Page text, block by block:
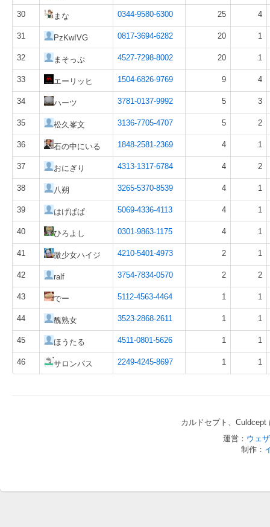
30 まな 0344-9580-6300 25 4
31 PzKwIVG 0817-3694-6282 20 1
32 まそっぷ 4527-7298-8002 20 1
33 エーリッヒ 1504-6826-9769 9 4
34 ハーツ 3781-0137-9992 5 3
35 松久峯文 3136-7705-4707 5 2
36 石の中にいる 1848-2581-2369 4 1
37 おにぎり 4313-1317-6784 4 2
38 八朔 3265-5370-8539 4 1
39 はげぱぱ 5069-4336-4113 4 1
40 ひろよし 0301-9863-1175 4 1
41 微少女ハイジ 4210-5401-4973 2 1
42 ralf 3754-7834-0570 2 2
43 でー 5112-4563-4464 1 1
44 醜熟女 3523-2868-2611 1 1
45 ほうたる 4511-0801-5626 1 1
46 サロンパス 2249-4245-8697 1 1
カルドセプト、
運営： ウェ
制作：